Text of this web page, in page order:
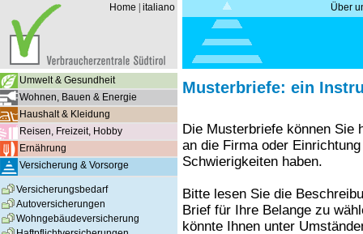
Home italiano
Umwelt & Gesundheit
Wohnen, Bauen & Energie
Haushalt & Kleidung
Reisen, Freizeit, Hobby
Ernährung
Versicherung & Vorsorge
Versicherungsbedarf
Autoversicherungen
Wohngebäudeversicherung
Über
Musterbriefe: ein
Die Musterbriefe können Sie
an die Firma oder
Schwierigkeiten haben.
Bitte lesen Sie die
Brief für Ihre Belange zu
könnte Ihnen unter